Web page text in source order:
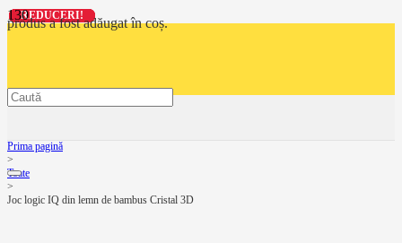
produsa fost adăugat în coș.
Prima pagină
>
Toate
>
Joc logic IQ din lemn de bambus Cristal 3D
REDUCERI!
REDUCERI!
REDUCERI!
REDUCERI!